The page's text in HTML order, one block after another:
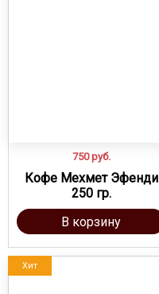
750 руб.
Кофе Мехмет Эфенди
250 гр.
В корзину
Хит